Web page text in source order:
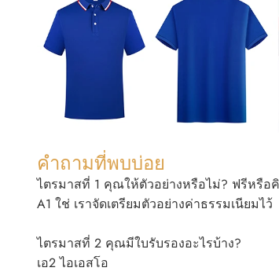
คำถามที่พบบ่อย
ไตรมาสที่ 1 คุณให้ตัวอย่างหรือไม่? ฟรีหรือ
A1 ใช่ เราจัดเตรียมตัวอย่างค่าธรรมเนียมไว้
ไตรมาสที่ 2 คุณมีใบรับรองอะไรบ้าง?
เอ2 ไอเอสโอ